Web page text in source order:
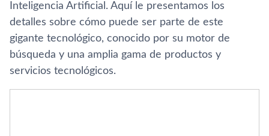
Inteligencia Artificial. Aquí le presentamos los
detalles sobre cómo puede ser parte de este
gigante tecnológico, conocido por su motor de
búsqueda y una amplia gama de productos y
servicios tecnológicos.